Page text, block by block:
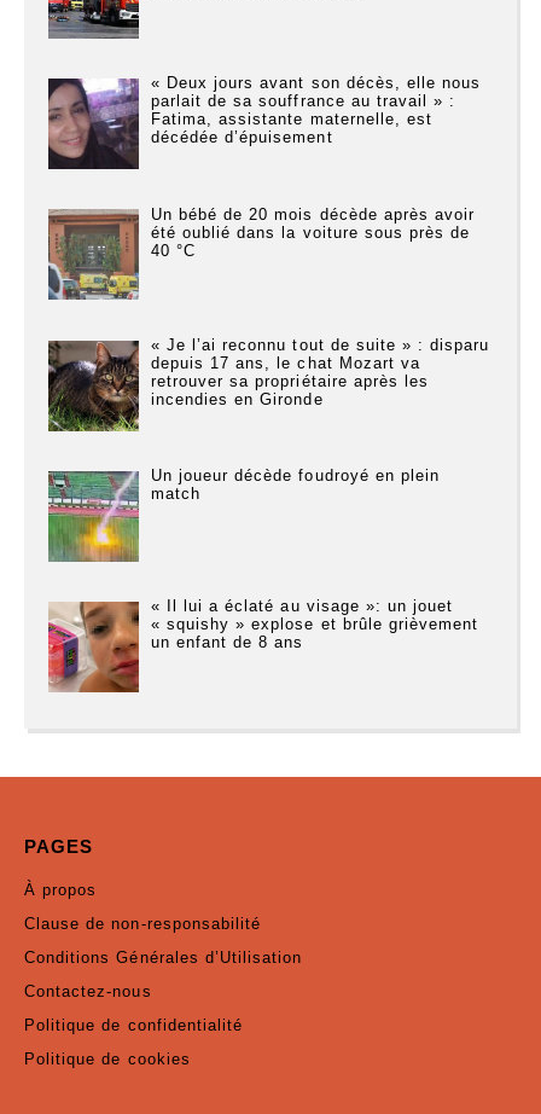
« Deux jours avant son décès, elle nous
parlait de sa souffrance au travail » :
Fatima, assistante maternelle, est
décédée d’épuisement
Un bébé de 20 mois décède après avoir
été oublié dans la voiture sous près de
40 °C
« Je l’ai reconnu tout de suite » : disparu
depuis 17 ans, le chat Mozart va
retrouver sa propriétaire après les
incendies en Gironde
Un joueur décède foudroyé en plein
match
« Il lui a éclaté au visage »: un jouet
« squishy » explose et brûle grièvement
un enfant de 8 ans
PAGES
À propos
Clause de non-responsabilité
Conditions Générales d’Utilisation
Contactez-nous
Politique de confidentialité
Politique de cookies